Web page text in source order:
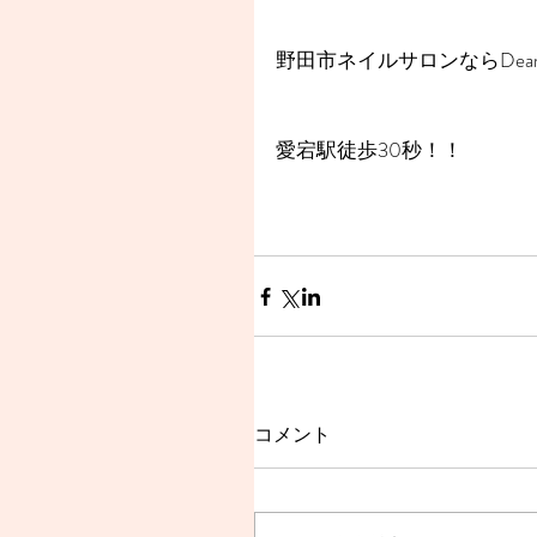
野田市ネイルサロンなら
愛宕駅徒歩30秒！！
コメント